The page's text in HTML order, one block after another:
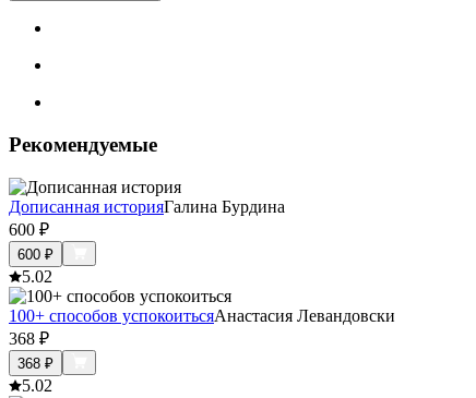
Рекомендуемые
Дописанная историяГалина Бурдина
600 ₽
600 ₽
5.02
100+ способов успокоитьсяАнастасия Левандовски
368 ₽
368 ₽
5.02